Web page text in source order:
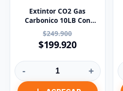
Extintor CO2 Gas
Carbonico 10LB Con
Calcomania
Señalizacion Y Soporte
$249.900
$199.920
- +